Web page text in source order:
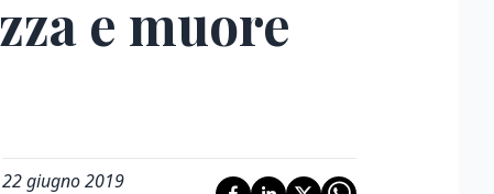
e muore
22 giugno 2019